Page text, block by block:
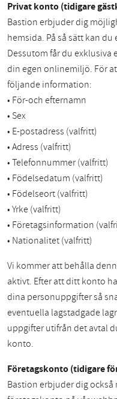
Privat konto (tidigare
Bastion erbjuder dig
hemsida. På så sätt kan
Dessutom får du
din egen onlinemiljö. För
följande information:
• För-och efternamn
• Sex
• E-postadress (valfritt)
• Adress (valfritt)
• Telefonnummer (valfritt)
• Födelsedatum (valfritt)
• Födelseort (valfritt)
• Yrke (valfritt)
• Företagsinformation
• Nationalitet (valfritt)
Vi kommer att behålla
aktivt. Efter att ditt konto
dina personuppgifter så
eventuella lagstadgade
uppgifter utifrån det avtal
konto.
Företagskonto (tidigare
Bastion erbjuder dig